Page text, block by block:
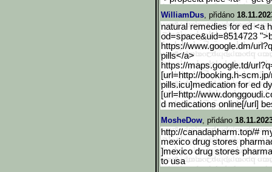
WilliamDus, přidáno
natural remedies for ed <a
od=space&uid=8514723
https://www.google.dm/
pills</a>
https://maps.google.td/ur
[url=http://booking.h-scm
pills.icu]medication for ed
[url=http://
d medications online[/url]
MosheDow, přidáno
http://canadapharm.top/#
mexico drug stores
]mexico drug stores
to usa